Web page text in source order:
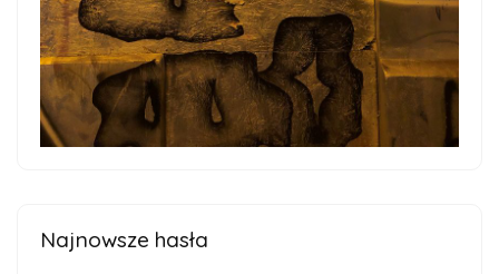
Najnowsze hasła